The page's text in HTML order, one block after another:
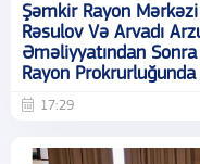
Şəmkir Rayon
Rəsulov Və Arvadı
Əməliyyatından Sonra
Rayon Prokrurluğunda
17:29